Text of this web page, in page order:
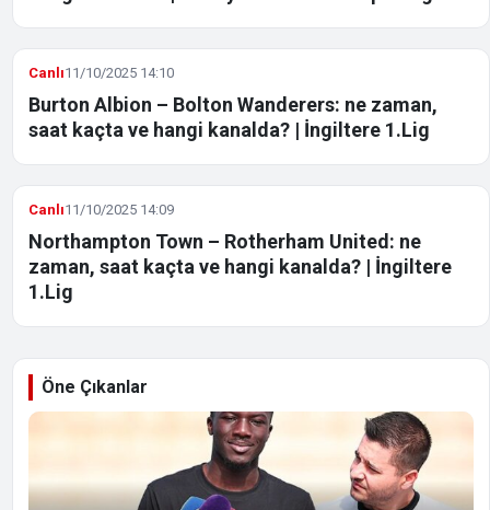
Canlı11/10/2025 14:10
Burton Albion – Bolton Wanderers: ne zaman,
saat kaçta ve hangi kanalda? | İngiltere 1.Lig
Canlı11/10/2025 14:09
Northampton Town – Rotherham United: ne
zaman, saat kaçta ve hangi kanalda? | İngiltere
1.Lig
Öne Çıkanlar